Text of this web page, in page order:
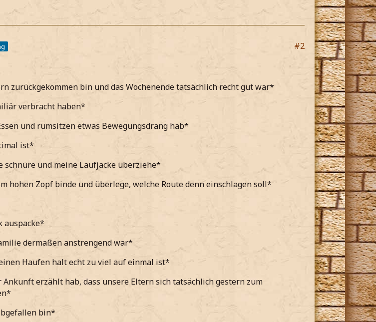
#2
zurückgekommen bin und das Wochenende tatsächlich recht gut war*
verbracht haben*
und rumsitzen etwas Bewegungsdrang hab*
ist*
schnüre und meine Laufjacke überziehe*
hohen Zopf binde und überlege, welche Route denn einschlagen soll*
auspacke*
dermaßen anstrengend war*
Haufen halt echt zu viel auf einmal ist*
erzählt hab, dass unsere Eltern sich tatsächlich gestern zum
bin*